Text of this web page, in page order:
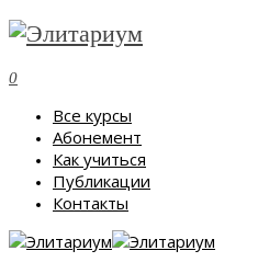
0
Все курсы
Абонемент
Как учиться
Публикации
Контакты